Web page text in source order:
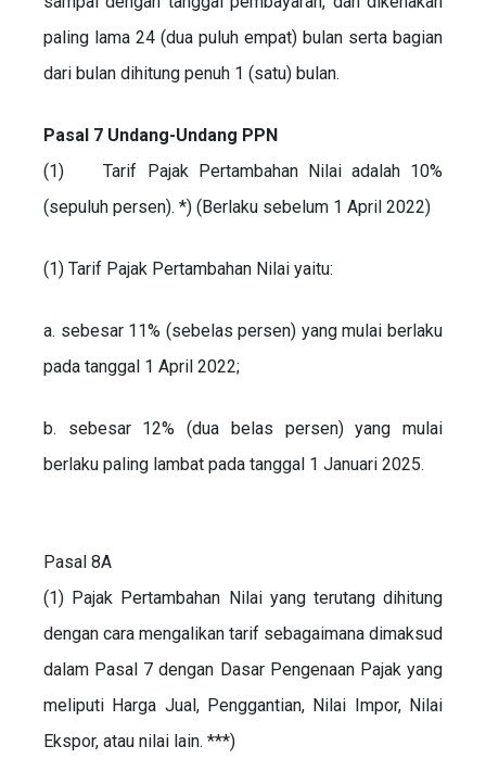
paling lama 24 (dua puluh empat) bulan serta bagian
dari bulan dihitung penuh 1 (satu) bulan.
Pasal 7 Undang-Undang PPN
(1) Tarif Pajak Pertambahan Nilai adalah 10%
(sepuluh persen). *) (Berlaku sebelum 1 April 2022)
(1) Tarif Pajak Pertambahan Nilai yaitu:
a. sebesar 11% (sebelas persen) yang mulai berlaku
pada tanggal 1 April 2022;
b. sebesar 12% (dua belas persen) yang mulai
berlaku paling lambat pada tanggal 1 Januari 2025.
Pasal 8A
(1) Pajak Pertambahan Nilai yang terutang dihitung
dengan cara mengalikan tarif sebagaimana dimaksud
dalam Pasal 7 dengan Dasar Pengenaan Pajak yang
meliputi Harga Jual, Penggantian, Nilai Impor, Nilai
Ekspor, atau nilai lain. ***)